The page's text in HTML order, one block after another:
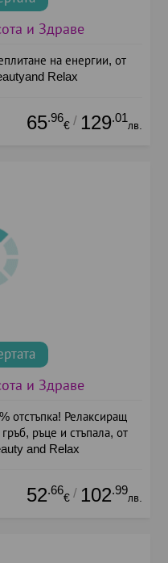
и Здраве
на енергии, от
Relax
65.96
€ / 129.01
лв.
и Здраве
отстъпка! Релаксиращ
ръце и стъпала, от
and Relax
52.66
€ / 102.99
лв.